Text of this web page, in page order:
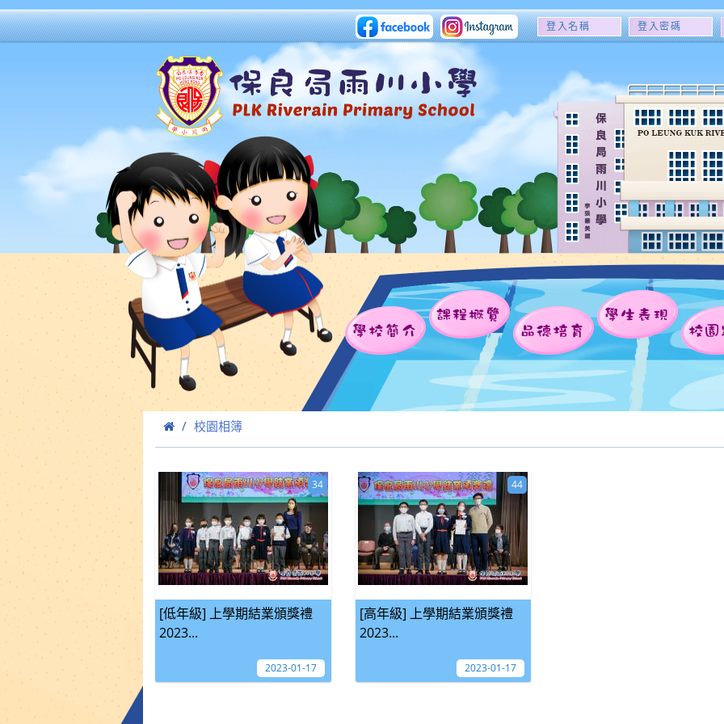
登
名
稱
登
密
碼
學校簡介
課程概覽
品德培育
學生表現
校
校園相簿
[低年級] 上學期結業頒獎禮
2023...
34
2023-01-17
[高年級] 上學期結業頒獎禮
2023...
44
2023-01-17